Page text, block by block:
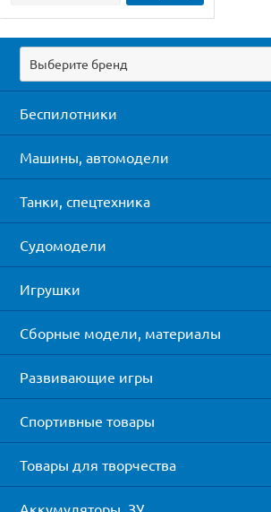
Выберите бренд
Беспилотники
Машины, автомодели
Танки, спецтехника
Судомодели
Игрушки
Сборные модели, материалы
Развивающие игры
Спортивные товары
Товары для творчества
Аккумуляторы, ЗУ